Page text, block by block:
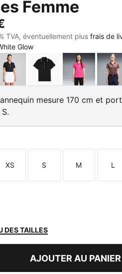
Femme
TVA, éventuellement plusfrais de
Glow
Deep NavyPUMA BlackPink Opal
mesure 170 cm et
Taille
XS
Taille
S
Taille
M L
DES TAILLES
aux favorisAJOUTER AU PANIER